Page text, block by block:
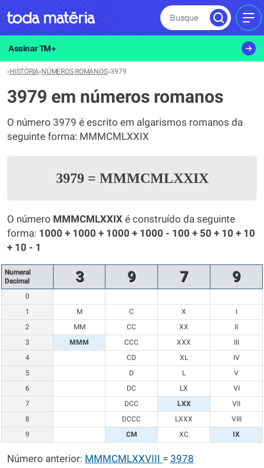
Busque
Assinar TM+
›HISTÓRIA›NÚMEROS ROMANOS›3979
3979 em números romanos
O número 3979 é escrito em algarismos romanos da
seguinte forma: MMMCMLXXIX
3979 = MMMCMLXXIX
O número MMMCMLXXIX é construído da seguinte
forma: 1000 + 1000 + 1000 + 1000 - 100 + 50 + 10 + 10
+ 10 - 1
Numeral
Decimal
3 9 7 9
0
1
M C X
I
2
MM CC XX
II
3
MMM CCC XXX
III
4
CD XL
IV
5
D L
V
6
DC LX
VI
7
DCC LXX
VII
8
DCCC LXXX
VIII
9
CM XC IX
Número anterior: MMMCMLXXVIII = 3978